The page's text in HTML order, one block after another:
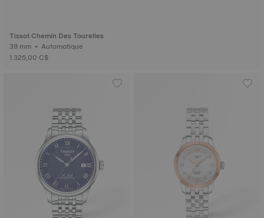
Tissot Chemin Des Tourelles
39 mm • Automatique
1.325,00 C$